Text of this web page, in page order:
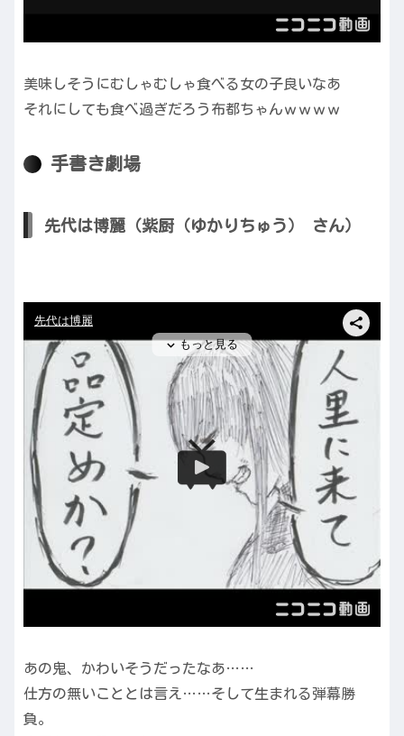
美味しそうにむしゃむしゃ食べる女の子良いなあ
それにしても食べ過ぎだろう布都ちゃんｗｗｗｗ
手書き劇場
先代は博麗（紫厨（ゆかりちゅう） さん）
あの鬼、かわいそうだったなあ……
仕方の無いこととは言え……そして生まれる弾幕勝
負。